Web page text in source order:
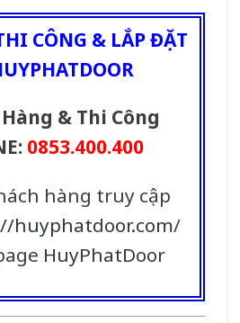
CÔNG & LẮP ĐẶT
& Thi Công
0853.400.400
hàng truy cập
huyphatdoor.com/
HuyPhatDoor